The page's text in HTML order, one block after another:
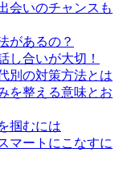
会いのチャンスも
があるの？
し合いが大切！
別の対策方法とは
を整える意味とお
掴むには
マートにこなすに